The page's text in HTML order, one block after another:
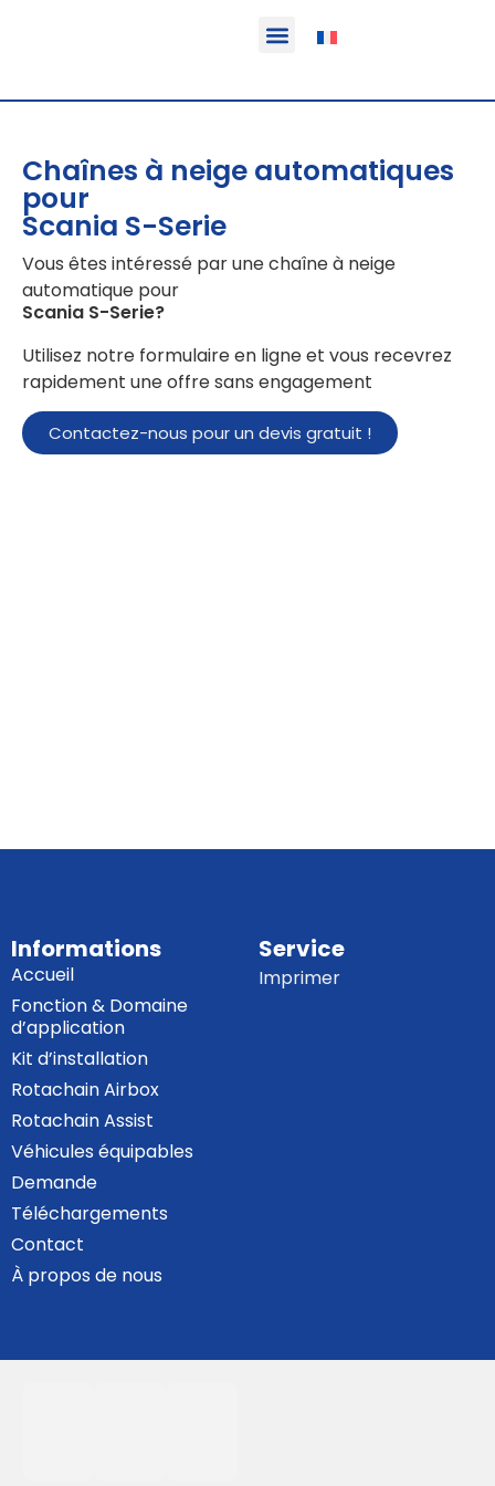
Chaînes à neige automatiques
pour
Scania S-Serie
Vous êtes intéressé par une chaîne à neige
automatique pour
Scania S-Serie?
Utilisez notre formulaire en ligne et vous recevrez
rapidement une offre sans engagement
Contactez-nous pour un devis gratuit !
Informations
Accueil
Fonction & Domaine
d’application
Kit d’installation
Rotachain Airbox
Rotachain Assist
Véhicules équipables
Demande
Téléchargements
Contact
À propos de nous
Service
Imprimer